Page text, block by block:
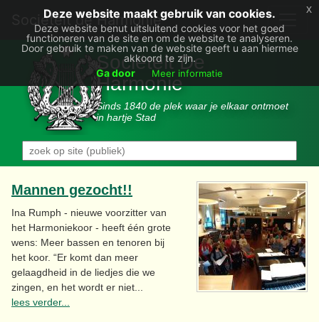
Deze website maakt gebruik van cookies.
Deze website benut uitsluitend cookies voor het goed
functioneren van de site en om de website te analyseren.
Door gebruik te maken van de website geeft u aan hiermee
akkoord te zijn.
Ga door
Meer informatie
x
Societëit de Harmonie
Sociëteit De
Harmonie
Sinds 1840 de plek waar je elkaar ontmoet
in hartje Stad
Mannen gezocht!!
Ina Rumph - nieuwe voorzitter van
het Harmoniekoor - heeft één grote
wens: Meer bassen en tenoren bij
het koor. “Er komt dan meer
gelaagdheid in de liedjes die we
zingen, en het wordt er niet...
lees verder...